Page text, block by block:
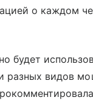
о каждом
будет
разных видов